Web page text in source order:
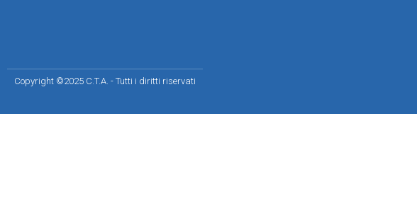
Copyright ©2025 C.T.A. - Tutti i diritti riservati